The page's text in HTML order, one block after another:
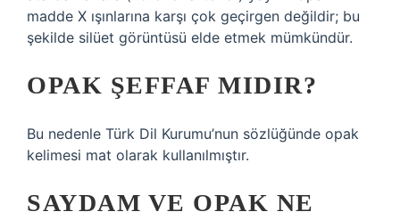
madde X ışınlarına karşı çok geçirgen değildir; bu
şekilde silüet görüntüsü elde etmek mümkündür.
OPAK ŞEFFAF MIDIR?
Bu nedenle Türk Dil Kurumu’nun sözlüğünde opak
kelimesi mat olarak kullanılmıştır.
SAYDAM VE OPAK NE